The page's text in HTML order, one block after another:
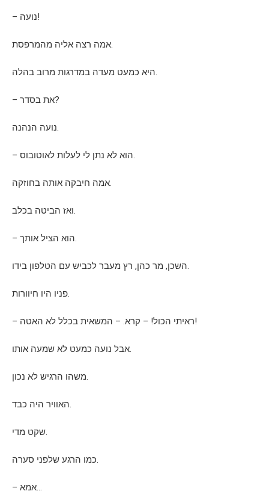
– נועה!
אמה רצה אליה מהמרפסת.
היא כמעט מעדה במדרגות מרוב בהלה.
– את בסדר?
נועה הנהנה.
– הוא לא נתן לי לעלות לאוטובוס.
אמה חיבקה אותה בחוזקה.
ואז הביטה בכלב.
– הוא הציל אותך.
השכן, מר כהן, רץ מעבר לכביש עם הטלפון בידו.
פניו היו חיוורות.
– ראיתי הכול! – קרא. – המשאית בכלל לא האטה!
אבל נועה כמעט לא שמעה אותו.
משהו הרגיש לא נכון.
האוויר היה כבד.
שקט מדי.
כמו הרגע שלפני סערה.
– אמא…